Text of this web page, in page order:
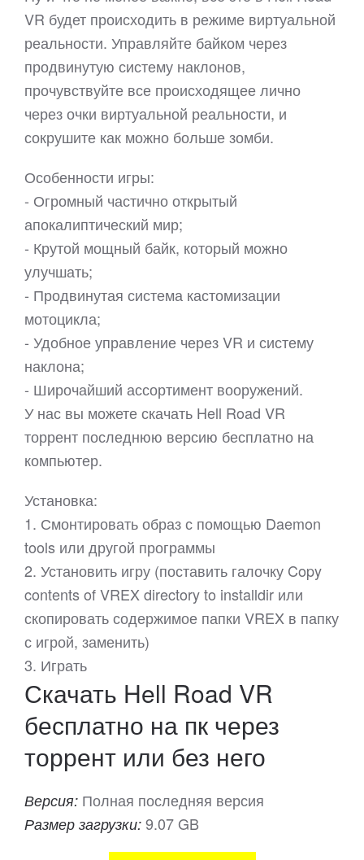
VR будет происходить в режиме виртуальной
реальности. Управляйте байком через
продвинутую систему наклонов,
прочувствуйте все происходящее лично
через очки виртуальной реальности, и
сокрушите как можно больше зомби.
Особенности игры:
- Огромный частично открытый
апокалиптический мир;
- Крутой мощный байк, который можно
улучшать;
- Продвинутая система кастомизации
мотоцикла;
- Удобное управление через VR и систему
наклона;
- Широчайший ассортимент вооружений.
У нас вы можете скачать Hell Road VR
торрент последнюю версию бесплатно на
компьютер.
Установка:
1. Смонтировать образ с помощью Daemon
tools или другой программы
2. Установить игру (поставить галочку Copy
contents of VREX directory to installdir или
скопировать содержимое папки VREX в папку
с игрой, заменить)
3. Играть
Скачать Hell Road VR
бесплатно на пк через
торрент или без него
Версия: Полная последняя версия
Размер загрузки: 9.07 GB